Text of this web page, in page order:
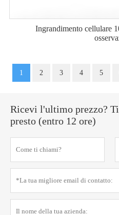
Ingrandimento cellulare
1 2 3 4 5
Ricevi l'ultimo prezzo?
presto (entro 12 ore)